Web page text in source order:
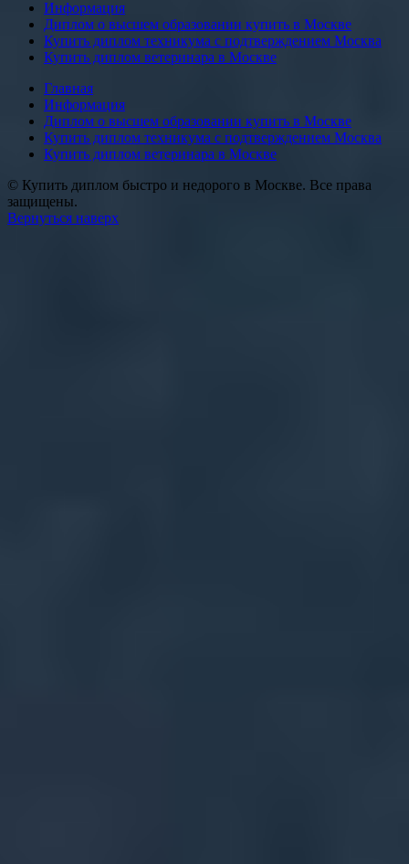
Информация
Диплом о высшем образовании купить в Москве
Купить диплом техникума с подтверждением Москва
Купить диплом ветеринара в Москве
Главная
Информация
Диплом о высшем образовании купить в Москве
Купить диплом техникума с подтверждением Москва
Купить диплом ветеринара в Москве
© Купить диплом быстро и недорого в Москве. Все права
защищены.
Вернуться наверх